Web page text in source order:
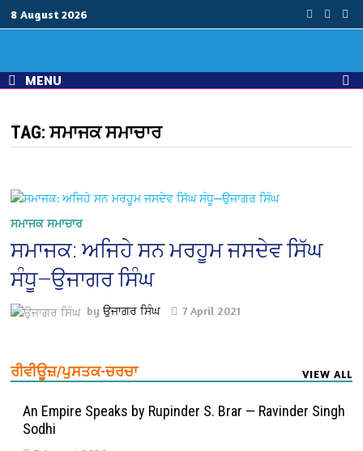
8 August 2026
MENU
TAG:ਸਮਾਜਕ ਸਮਾਚਾਰ
ਸਮਾਜਕ ਸਮਾਚਾਰ
ਸਮਾਜਕ: ਅਜਿਹੇ ਸਨ ਮਰਹੂਮ ਜਸਦੇਵ ਸਿੱਘ
ਸੰਧੂ—ਉਜਾਗਰ ਸਿੰਘ
byਉਜਾਗਰ ਸਿੰਘ 7 April 2021
ਰੀਵੀਊਜ਼/ਪੁਸਤਕ-ਚਰਚਾ VIEW ALL
An Empire Speaks by Rupinder S. Brar — Ravinder Singh
Sodhi